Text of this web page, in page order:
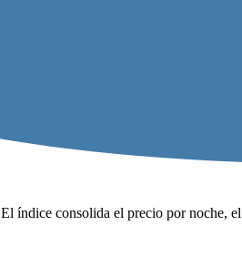
El índice consolida el precio por noche,